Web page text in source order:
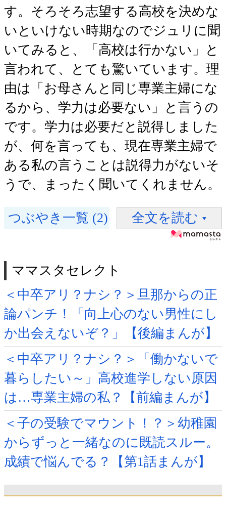
す。そろそろ志望する高校を決めな
いといけない時期なのでジュリに聞
いてみると、「高校は行かない」と
言われて、とても驚いています。理
由は「お母さんと同じ専業主婦にな
るから、学力は必要ない」と言うの
です。学力は必要だと説得しました
が、何を言っても、現在専業主婦で
ある私の言うことは説得力がないそ
うで、まったく聞いてくれません。
つぶやき一覧 (2) 全文を読む
ママスタセレクト
＜中卒アリ？ナシ？＞旦那からの正
論パンチ！「向上心のない男性にし
か出会えないぞ？」【後編まんが】
＜中卒アリ？ナシ？＞「働かないで
暮らしたい～」高校進学しない原因
は…専業主婦の私？【前編まんが】
＜子の受験でマウント！？＞幼稚園
からずっと一緒なのに既読スルー。
成績で悩んでる？【第1話まんが】